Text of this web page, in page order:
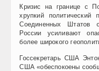
Кризис на границе с
хрупкий политический
Соединенных Штатов
России усиливают
более широкого
Госсекретарь США
США «обеспокоены